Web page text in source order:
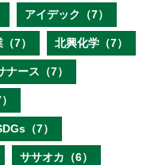
アイデック（7）
7） 北興化学（7）
ナース（7）
（7）
ササオカ（6）